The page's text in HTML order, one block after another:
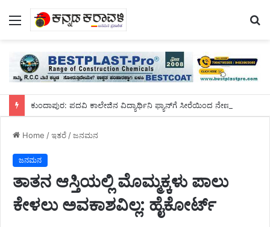
Menu
Home /ಇತರೆ/ಜನಮನ
ಜನಮನ
ತಾತನ ಆಸ್ತಿಯಲ್ಲಿ ಮೊಮ್ಮಕ್ಕಳು ಪಾಲು
ಕೇಳಲು ಅವಕಾಶವಿಲ್ಲ: ಹೈಕೋರ್ಟ್